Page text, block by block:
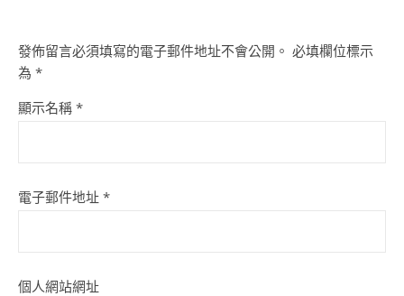
發佈留言必須填寫的電子郵件地址不會公開。 必填欄位標示
為 *
顯示名稱 *
電子郵件地址 *
個人網站網址